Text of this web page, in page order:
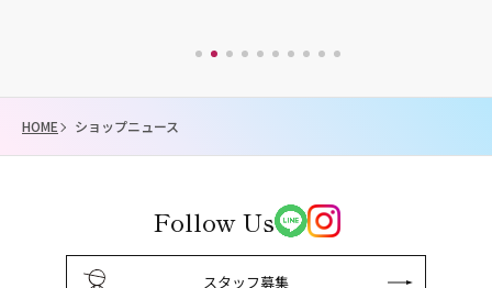
HOME ショップニュース
Follow Us
スタッフ募集